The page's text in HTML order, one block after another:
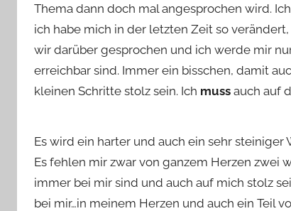
Thema dann doch mal angesprochen wird.
ich habe mich in der letzten Zeit so
wir darüber gesprochen und ich werde mir
erreichbar sind. Immer ein bisschen, damit
kleinen Schritte stolz sein. Ich muss auch auf
Es wird ein harter und auch ein sehr
Es fehlen mir zwar von ganzem Herzen zwei
immer bei mir sind und auch auf mich stolz
bei mir…in meinem Herzen und auch ein Teil